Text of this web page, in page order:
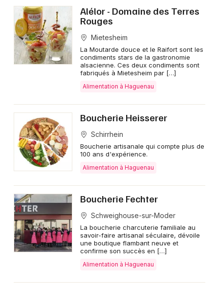
Alélor - Domaine des Terres
Rouges
Mietesheim
La Moutarde douce et le Raifort sont les
condiments stars de la gastronomie
alsacienne. Ces deux condiments sont
fabriqués à Mietesheim par […]
Alimentation à Haguenau
Boucherie Heisserer
Schirrhein
Boucherie artisanale qui compte plus de
100 ans d'expérience.
Alimentation à Haguenau
Boucherie Fechter
Schweighouse-sur-Moder
La boucherie charcuterie familiale au
savoir-faire artisanal séculaire, dévoile
une boutique flambant neuve et
confirme son succès en […]
Alimentation à Haguenau